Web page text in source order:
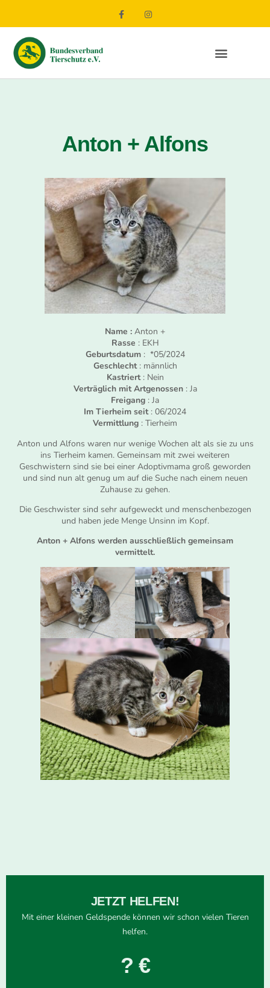
Anton + Alfons
Name : Anton +
Rasse : EKH
Geburtsdatum: *05/2024
Geschlecht: männlich
Kastriert: Nein
Verträglich mit Artgenossen: Ja
Freigang : Ja
Im Tierheim seit: 06/2024
Vermittlung : Tierheim
Anton und Alfons waren nur wenige Wochen alt als sie zu uns
ins Tierheim kamen. Gemeinsam mit zwei weiteren
Geschwistern sind sie bei einer Adoptivmama groß geworden
und sind nun alt genug um auf die Suche nach einem neuen
Zuhause zu gehen.
Die Geschwister sind sehr aufgeweckt und menschenbezogen
und haben jede Menge Unsinn im Kopf.
Anton + Alfons werden ausschließlich gemeinsam
vermittelt.
JETZT HELFEN!
Mit einer kleinen Geldspende können wir schon vielen Tieren
helfen.
? €